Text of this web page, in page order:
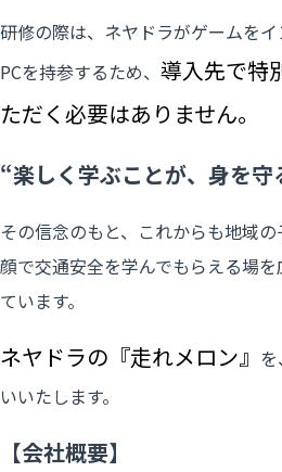
研修の際は、ネヤドラがゲームを
PCを持参するため、 導入先で特
ただく必要はありません。
“楽しく学ぶことが、身を
その信念のもと、これからも地域
顔で交通安全を学んでもらえる場
ています。
ネヤドラの『走れメロン』
いいたします。
【会社概要】